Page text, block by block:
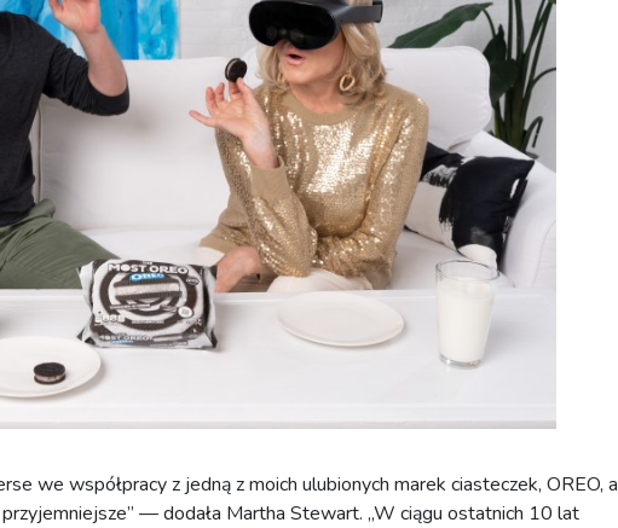
we współpracy z jedną z moich ulubionych marek ciasteczek, OREO, a
— dodała Martha Stewart. „W ciągu ostatnich 10 lat